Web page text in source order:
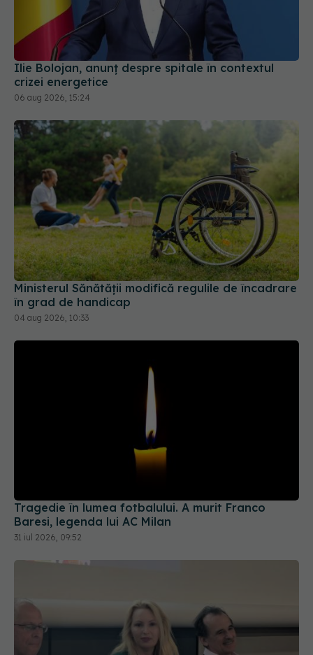
Ilie Bolojan, anunț despre spitale în contextul
crizei energetice
06 aug 2026, 15:24
Ministerul Sănătății modifică regulile de încadrare
în grad de handicap
04 aug 2026, 10:33
Tragedie în lumea fotbalului. A murit Franco
Baresi, legenda lui AC Milan
31 iul 2026, 09:52